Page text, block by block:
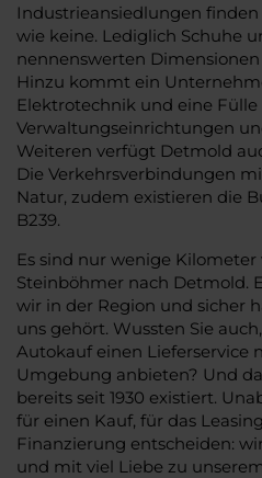
Industrieansiedlungen
wie keine. Lediglich Schuhe
nennenswerten
Hinzu kommt ein
Elektrotechnik und eine Fülle
Verwaltungseinrichtungen
Weiteren verfügt Detmold
Die Verkehrsverbindungen
Natur, zudem existieren die
B239.
Es sind nur wenige
Steinböhmer nach Detmold.
wir in der Region und sicher
uns gehört. Wussten Sie
Autokauf einen Lieferservice
Umgebung anbieten? Und
bereits seit 1930 existiert.
für einen Kauf, für das
Finanzierung entscheiden:
und mit viel Liebe zu